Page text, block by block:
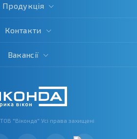
"Віконда" Усі права захищені
Продукція
Контакти
Вакансії